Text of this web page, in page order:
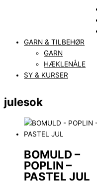
GARN & TILBEHØR
GARN
HÆKLENÅLE
SY & KURSER
julesok
BOMULD –
POPLIN –
PASTEL JUL